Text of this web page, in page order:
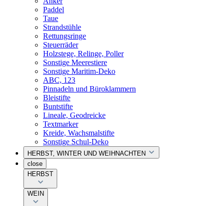
Paddel
Taue
Strandstühle
Rettungsringe
Steuerräder
Holzstege, Relinge, Poller
Sonstige Meerestiere
Sonstige Maritim-Deko
ABC, 123
Pinnadeln und Büroklammern
Bleistifte
Buntstifte
Lineale, Geodreicke
Textmarker
Kreide, Wachsmalstifte
Sonstige Schul-Deko
HERBST, WINTER UND WEIHNACHTEN
close
HERBST
WEIN